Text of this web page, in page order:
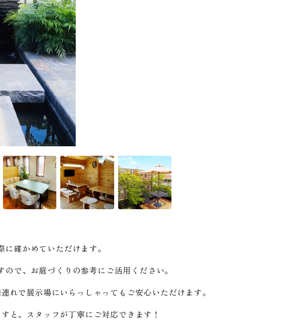
確かめていただけます。
で、お庭づくりの参考にご活用ください。
で展示場にいらっしゃってもご安心いただけます。
と、スタッフが丁寧にご対応できます！